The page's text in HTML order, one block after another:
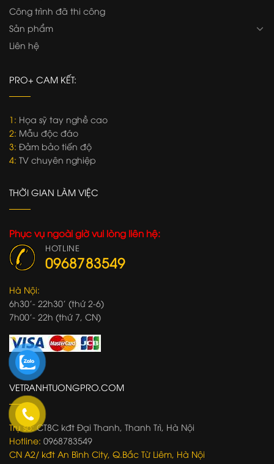
Công trình đã thi công
Sản phẩm
Liên hệ
PRO+ CAM KẾT:
1: Họa sỹ tay nghề cao
2: Mẫu độc đáo
3: Đảm bảo tiến độ
4: TV chuyên nghiệp
THỜI GIAN LÀM VIỆC
Phục vụ ngoài giờ vui lòng liên hệ:
HOTLINE
0968783549
Hà Nội:
6h30'- 22h30' (thứ 2-6)
7h00'- 22h (thứ 7, CN)
VETRANHTUONGPRO.COM
Trụ sở:CT8C kđt Đại Thanh, Thanh Trì, Hà Nội
Hotline: 0968783549
CN A2/ kđt An Bình City, Q.Bắc Từ Liêm, Hà Nội